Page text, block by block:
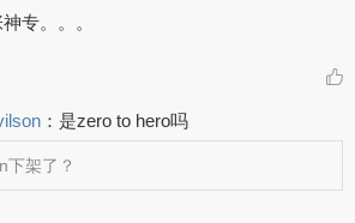
专。。。
： 是zero to hero吗
下架了？